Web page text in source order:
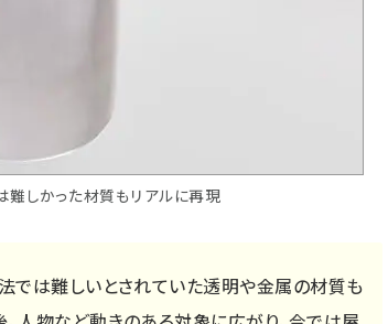
難しかった材質もリアルに再現
では難しいとされていた透明や金属の材質も